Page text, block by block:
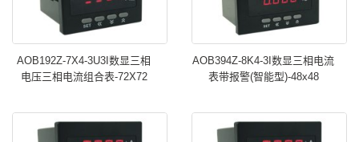
AOB192Z-7X4-3U3I数显三相
电压三相电流组合表-72X72
AOB394Z-8K4-3I数显三相电流
表带报警(智能型)-48x48